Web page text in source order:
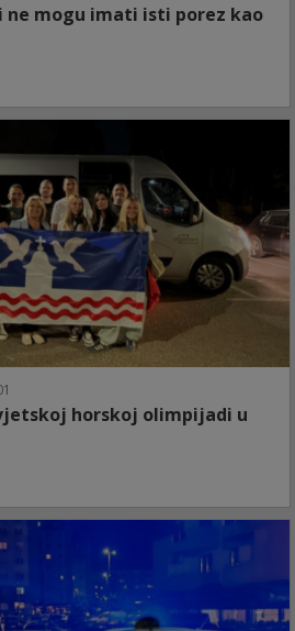
ne mogu imati isti porez kao
horskoj olimpijadi u